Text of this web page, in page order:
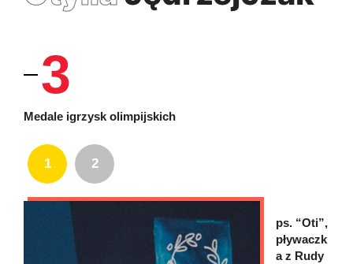
3
Medale igrzysk olimpijskich
1 2
ps. “Oti”,
pływaczk
a z Rudy